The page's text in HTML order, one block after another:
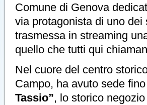
Comune di Genova
via protagonista di uno
trasmessa in streaming
quello che tutti qui
Nel cuore del centro
Campo, ha avuto sede
Tassio”, lo storico